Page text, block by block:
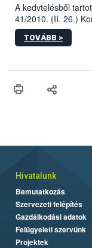
A kedvtelésből
41/2010. (II. 26.)
sérülés, illetve
hatósági
TOVÁBB >
Hivatalunk
Bemutatkozás
Szervezeti felépítés
Gazdálkodási adatok
Felügyeleti szervünk
Projektek